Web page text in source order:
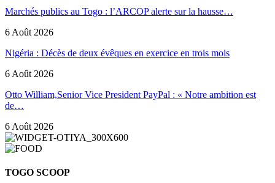
Marchés publics au Togo : l’ARCOP alerte sur la hausse…
6 Août 2026
Nigéria : Décès de deux évêques en exercice en trois mois
6 Août 2026
Otto William,Senior Vice President PayPal : « Notre ambition est
de…
6 Août 2026
TOGO SCOOP